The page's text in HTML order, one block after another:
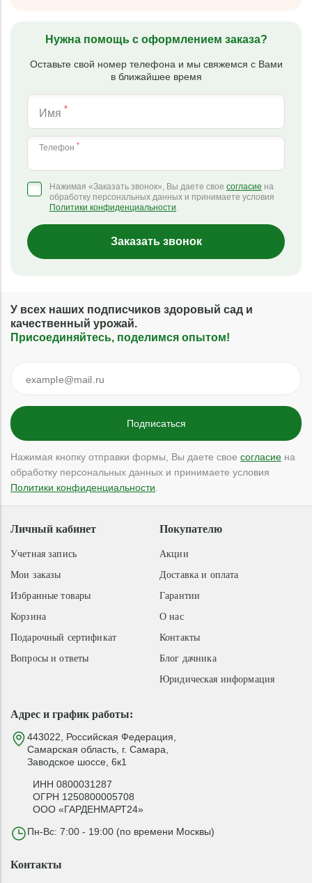
Нужна помощь с оформлением заказа?
Оставьте свой номер телефона и мы свяжемся с Вами
в ближайшее время
Имя *
Телефон *
Нажимая «Заказать звонок», Вы даете свое согласие на
обработку персональных данных и принимаете условия
Политики конфиденциальности.
Заказать звонок
У всех наших подписчиков здоровый сад и
качественный урожай.
Присоединяйтесь, поделимся опытом!
Нажимая кнопку отправки формы, Вы даете свое согласие на
обработку персональных данных и принимаете условия
Политики конфиденциальности
Адрес и график работы:
443022, Российская Федерация,
Самарская область, г. Самара,
Заводское шоссе, 6к1
ИНН 0800031287
ОГРН 1250800005708
ООО «ГАРДЕНМАРТ24»
Пн-Вс: 7:00 - 19:00 (по времени Москвы)
Покупателю
Акции
Доставка и оплата
Гарантии
О нас
Контакты
Блог дачника
Юридическая информация
Личный кабинет
Учетная запись
Мои заказы
Избранные товары
Корзина
Подарочный сертификат
Вопросы и ответы
Контакты